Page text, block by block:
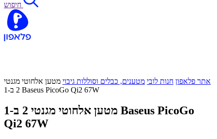
חיפוש
אתר פלאפון חנות לובי מטענים, כבלים וסוללות גיבוי מטען אלחוטי מגנטי
2 ב-1 Baseus PicoGo Qi2 67W
מטען אלחוטי מגנטי 2 ב-1 Baseus PicoGo
Qi2 67W